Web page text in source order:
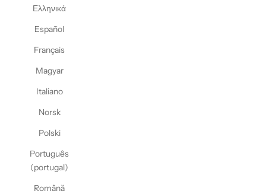
Ελληνικά
Español
Français
Magyar
Italiano
Norsk
Polski
Português
(portugal)
Română